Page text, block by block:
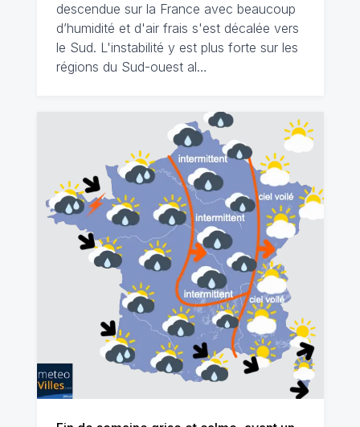
descendue sur la France avec beaucoup
d’humidité et d'air frais s'est décalée vers
le Sud. L'instabilité y est plus forte sur les
régions du Sud-ouest al…